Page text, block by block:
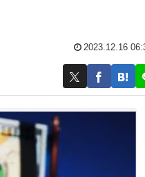
2023.12.16